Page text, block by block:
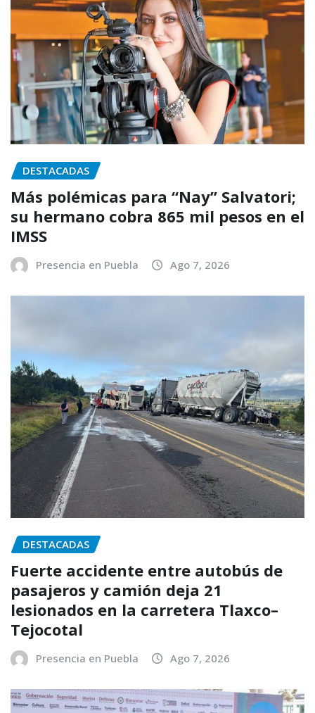
DESTACADAS
Más polémicas para “Nay” Salvatori;
su hermano cobra 865 mil pesos en el
IMSS
Presencia en Puebla Ago 7, 2026
DESTACADAS
Fuerte accidente entre autobús de
pasajeros y camión deja 21
lesionados en la carretera Tlaxco–
Tejocotal
Presencia en Puebla Ago 7, 2026